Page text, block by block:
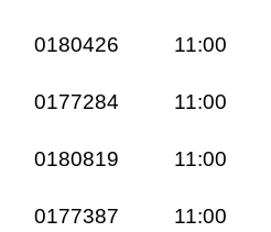
0180426 11:00
0177284 11:00
0180819 11:00
0177387 11:00